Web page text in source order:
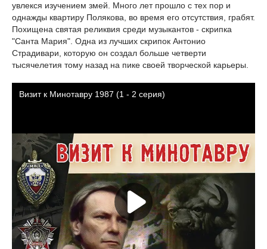
увлекся изучением змей. Много лет прошло с тех пор и
однажды квартиру Полякова, во время его отсутствия, грабят.
Похищена святая реликвия среди музыкантов - скрипка
"Санта Мария". Одна из лучших скрипок Антонио
Страдивари, которую он создал больше четверти
тысячелетия тому назад на пике своей творческой карьеры.